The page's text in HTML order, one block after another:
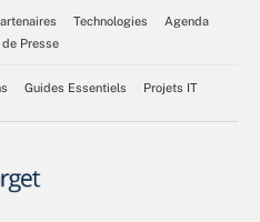
Technologies
Agenda
Presse
Guides Essentiels Projets IT